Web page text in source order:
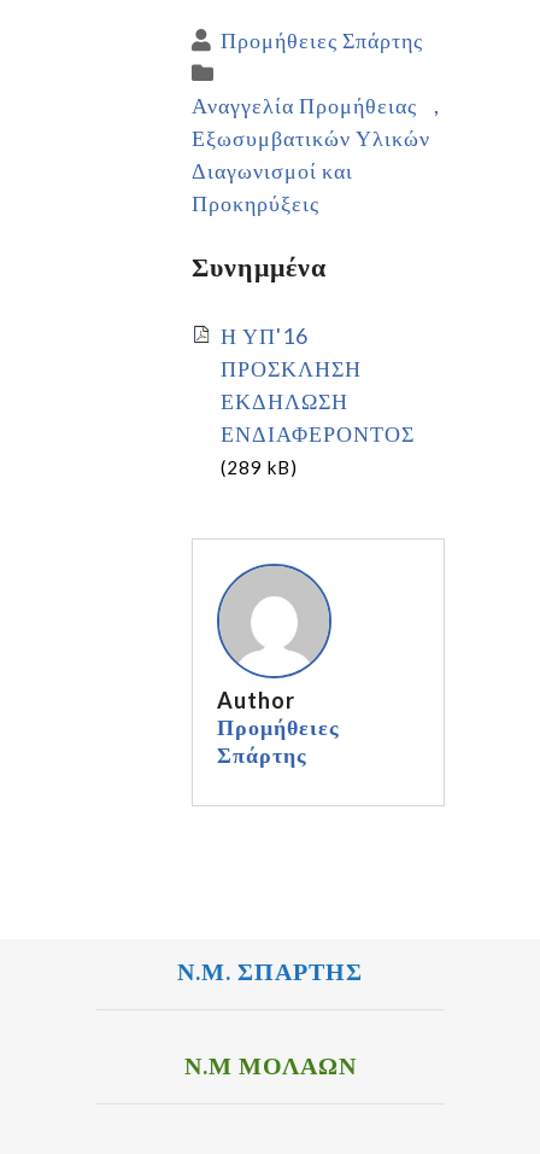
Προμήθειες Σπάρτης
Αναγγελία Προμήθειας
Εξωσυμβατικών Υλικών
Διαγωνισμοί και
Προκηρύξεις
Συνημμένα
Η ΥΠ'16
ΠΡΟΣΚΛΗΣΗ
ΕΚΔΗΛΩΣΗ
ΕΝΔΙΑΦΕΡΟΝΤΟΣ
(289 kB)
Author
Προμήθειες
Σπάρτης
Ν.Μ. ΣΠΑΡΤΗΣ
Ν.Μ ΜΟΛΑΩΝ